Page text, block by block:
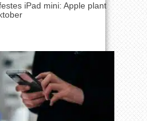
iPad mini: Apple plant